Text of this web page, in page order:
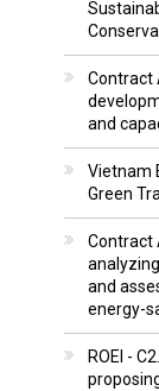
Contract
and
Vietnam
Green
Contract
and
energy-
ROEI -